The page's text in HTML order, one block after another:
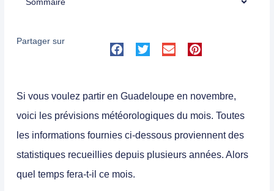
Partager sur
Si vous voulez partir en Guadeloupe en novembre,
voici les prévisions météorologiques du mois. Toutes
les informations fournies ci-dessous proviennent des
statistiques recueillies depuis plusieurs années. Alors
quel temps fera-t-il ce mois.